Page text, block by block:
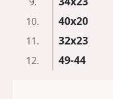
10. 40x20
11. 32x23
12. 49-44